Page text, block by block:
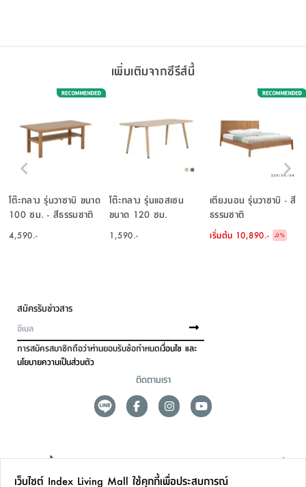
เพิ่มเติมจากซีรีส์นี้
โต๊ะกลาง รุ่นวาซาบิ ขนาด
100 ซม. - สีธรรมชาติ
4,590.-
โต๊ะกลาง รุ่นแอสเซน
ขนาด 120 ซม.
1,590.-
เตียงนอน รุ่นวาซาบิ - สี
ธรรมชาติ
เริ่มต้น 10,890.- -0%
สมัครรับข่าวสาร
การสมัครสมาชิกถือว่าท่านยอมรับข้อกำหนดเงื่อนไข และ
นโยบายความเป็นส่วนตัว
ติดตามเรา
ดูแลลูกค้า
เว็บไซต์ Index Living Mall ใช้คุกกี้เพื่อประสบการณ์